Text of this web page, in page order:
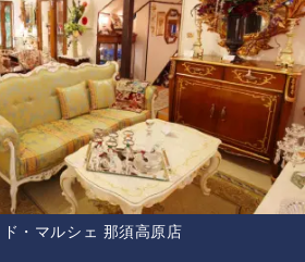
ド・マルシェ 那須高原店